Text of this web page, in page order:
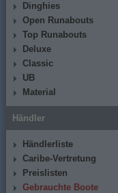
Dinghies
Open Runabouts
Top Runabouts
Deluxe
Classic
UB
Material
Händler
Händlerliste
Caribe-Vertretung
Preislisten
Gebrauchte Boote